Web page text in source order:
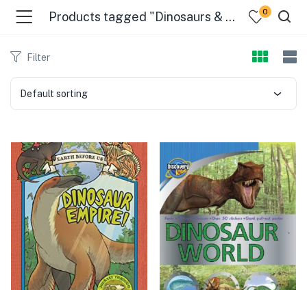
Products tagged "Dinosaurs & Prehistoric Creatures" 0
Filter
Default sorting